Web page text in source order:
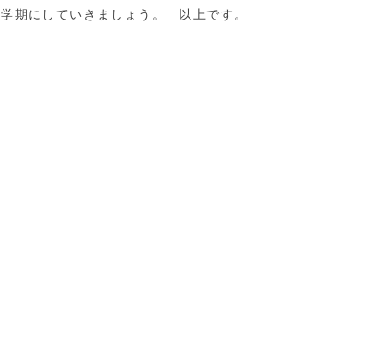
期にしていきましょう。 以上です。